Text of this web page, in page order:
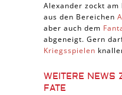
Alexander zockt
aus den Bereichen
aber auch dem
abgeneigt. Gern
Kriegsspielen
WEITERE NEWS
FATE